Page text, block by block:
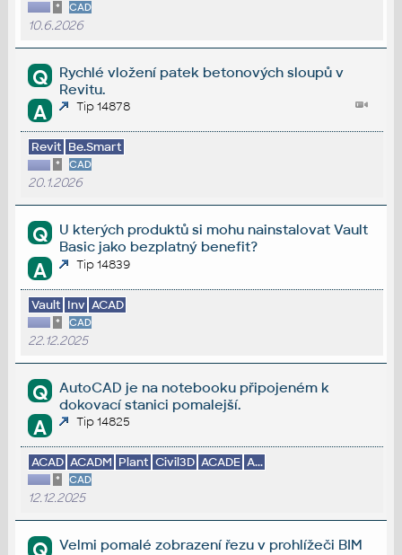
* CAD
10.6.2026
Q
Rychlé vložení patek betonových sloupů v
Revitu.
A Tip 14878
Revit Be.Smart
* CAD
20.1.2026
Q
U kterých produktů si mohu nainstalovat Vault
Basic jako bezplatný benefit?
A Tip 14839
Vault Inv ACAD
* CAD
22.12.2025
Q
AutoCAD je na notebooku připojeném k
dokovací stanici pomalejší.
A Tip 14825
ACAD ACADM Plant Civil3D ACADE A...
* CAD
12.12.2025
Velmi pomalé zobrazení řezu v prohlížeči BIM